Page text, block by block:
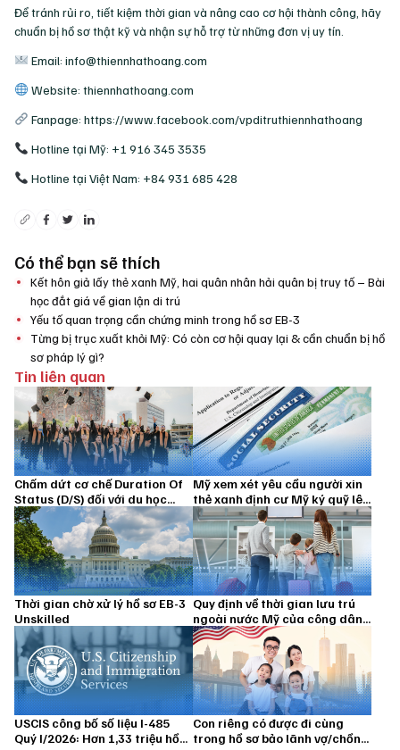
Để tránh rủi ro, tiết kiệm thời gian và nâng cao cơ hội thành công, hãy
chuẩn bị hồ sơ thật kỹ và nhận sự hỗ trợ từ những đơn vị uy tín.
Email: info@thiennhathoang.com
Website: thiennhathoang.com
Fanpage: https://www.facebook.com/vpditruthiennhathoang
Hotline tại Mỹ: +1 916 345 3535
Hotline tại Việt Nam: +84 931 685 428
Có thể bạn sẽ thích
Kết hôn giả lấy thẻ xanh Mỹ, hai quân nhân hải quân bị truy tố – Bài
học đắt giá về gian lận di trú
Yếu tố quan trọng cần chứng minh trong hồ sơ EB-3
Từng bị trục xuất khỏi Mỹ: Có còn cơ hội quay lại & cần chuẩn bị hồ
sơ pháp lý gì?
Tin liên quan
Chấm dứt cơ chế Duration Of
Status (D/S) đối với du học
sinh từ 15/09/2026
Mỹ xem xét yêu cầu người xin
thẻ xanh định cư Mỹ ký quỹ lên
đến 100.000 USD
Thời gian chờ xử lý hồ sơ EB-3
Unskilled
Quy định về thời gian lưu trú
ngoài nước Mỹ của công dân
Hoa Kỳ và thường trú nhân
USCIS công bố số liệu I-485
Quý I/2026: Hơn 1,33 triệu hồ
Con riêng có được đi cùng
trong hồ sơ bảo lãnh vợ/chồng